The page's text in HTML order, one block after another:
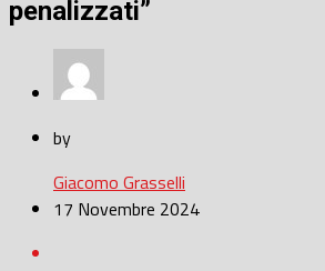
penalizzati”
by
Giacomo Grasselli
17 Novembre 2024